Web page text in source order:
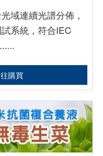
域連續光譜分佈，
系統，符合IEC
購買